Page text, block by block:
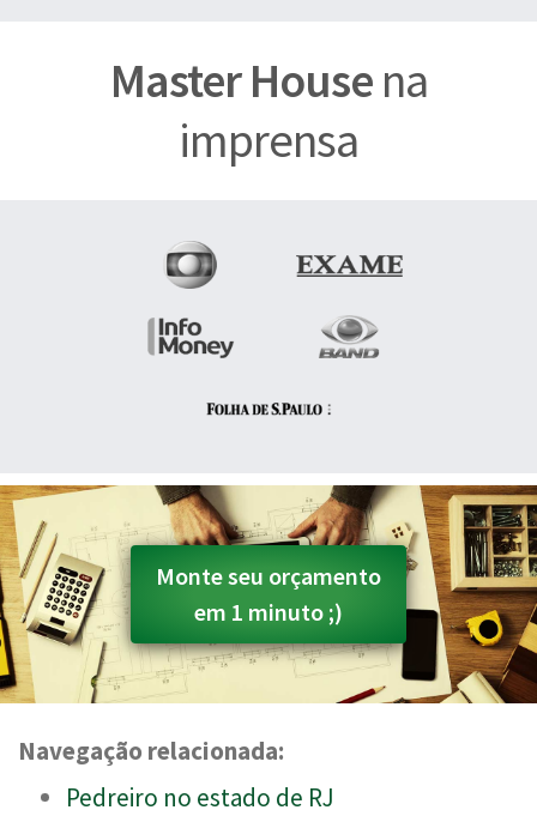
Master Housena
imprensa
Monte seu orçamento
em 1 minuto ;)
Navegação relacionada:
Pedreiro no estado de RJ